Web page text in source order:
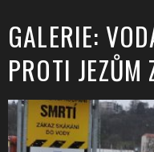
GALERIE:
PROTI JEZŮM